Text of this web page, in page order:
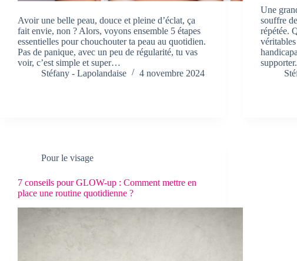
Avoir une belle peau, douce et pleine d’éclat, ça
fait envie, non ? Alors, voyons ensemble 5 étapes
essentielles pour chouchouter ta peau au quotidien.
Pas de panique, avec un peu de régularité, tu vas
voir, c’est simple et super…
Stéfany - Lapolandaise
4 novembre 2024
Une
souffre
répétée.
Pour le visage
7 conseils pour GLOW-up : Comment mettre en
place une routine quotidienne ?